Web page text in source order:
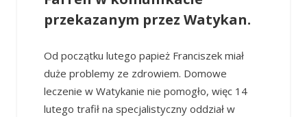
przekazanym przez Watykan.
Od początku lutego papież Franciszek miał
duże problemy ze zdrowiem. Domowe
leczenie w Watykanie nie pomogło, więc 14
lutego trafił na specjalistyczny oddział w